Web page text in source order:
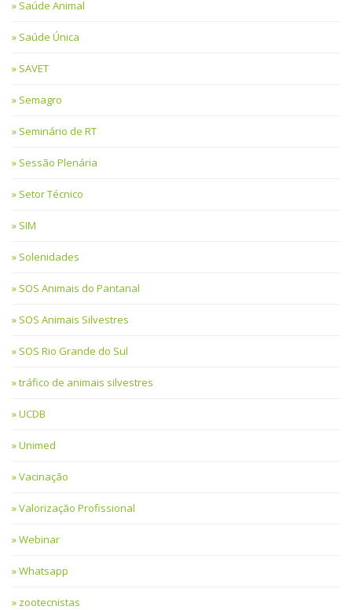
Saúde Animal
Saúde Única
SAVET
Semagro
Seminário de RT
Sessão Plenária
Setor Técnico
SIM
Solenidades
SOS Animais do Pantanal
SOS Animais Silvestres
SOS Rio Grande do Sul
tráfico de animais silvestres
UCDB
Unimed
Vacinação
Valorização Profissional
Webinar
Whatsapp
zootecnistas